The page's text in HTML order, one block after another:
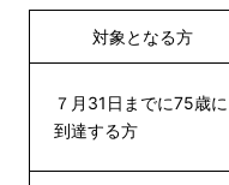
対象となる方
７月31日までに75歳に
到達する方